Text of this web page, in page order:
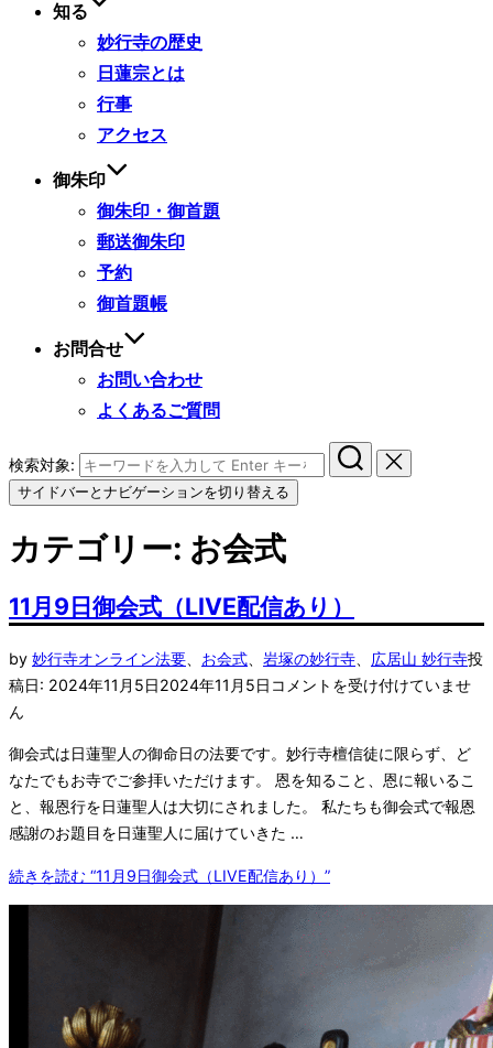
知る
妙行寺の歴史
日蓮宗とは
行事
アクセス
御朱印
御朱印・御首題
郵送御朱印
予約
御首題帳
お問合せ
お問い合わせ
よくあるご質問
検索対象:
サイドバーとナビゲーションを切り替える
カテゴリー: お会式
11月9日御会式（LIVE配信あり）
by 妙行寺オンライン法要 お会式 岩塚の妙行寺 広居山 妙行寺投
稿日: 2024年11月5日2024年11月5日 コメントを受け付けていませ
ん
御会式は日蓮聖人の御命日の法要です。妙行寺檀信徒に限らず、ど
なたでもお寺でご参拝いただけます。 恩を知ること、恩に報いるこ
と、報恩行を日蓮聖人は大切にされました。 私たちも御会式で報恩
感謝のお題目を日蓮聖人に届けていきた …
続きを読む “11月9日御会式（LIVE配信あり）”